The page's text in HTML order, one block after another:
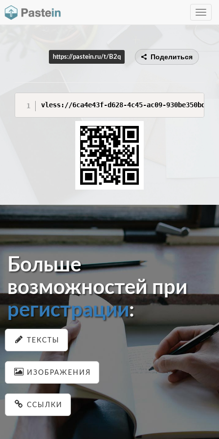
Toggle
https://pastein.ru/t/B2q Поделиться
vless://6ca4e43f-d628-4c45-ac09-
Больше
возможностей при
регистрации:
ТЕКСТЫ
ИЗОБРАЖЕНИЯ
ССЫЛКИ